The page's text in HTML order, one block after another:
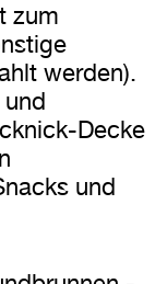
zum
werden).
Decke
und